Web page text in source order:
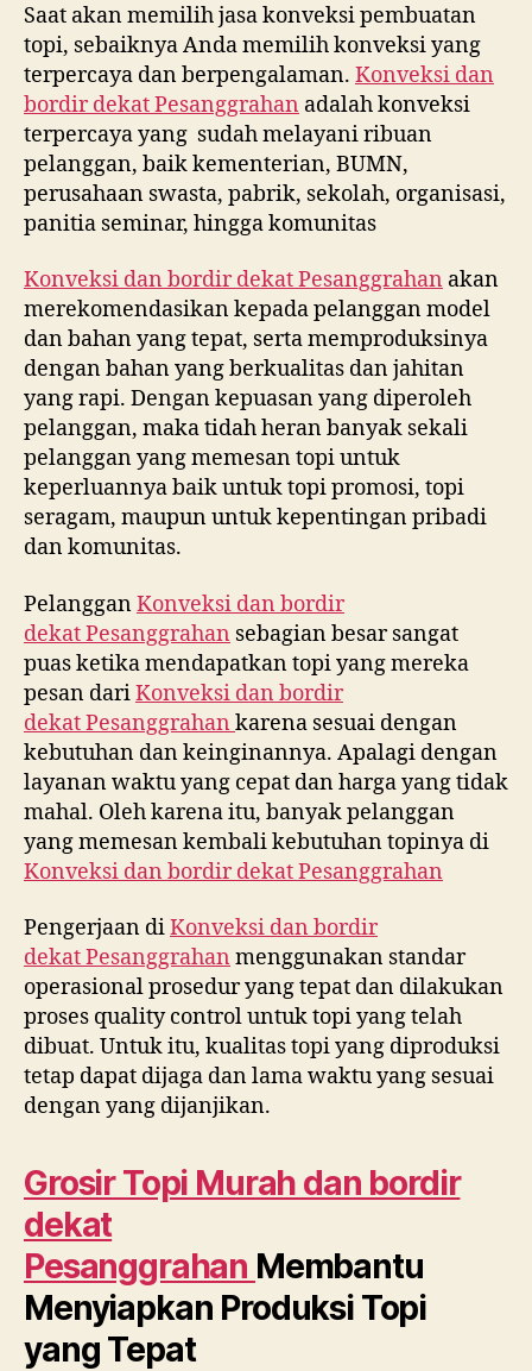
Saat akan memilih jasa konveksi pembuatan
topi, sebaiknya Anda memilih konveksi yang
terpercaya dan berpengalaman. Konveksi dan
bordir dekatPesanggrahan adalah konveksi
terpercaya yang sudah melayani ribuan
pelanggan, baik kementerian, BUMN,
perusahaan swasta, pabrik, sekolah, organisasi,
panitia seminar, hingga komunitas
Konveksi dan bordir dekatPesanggrahan akan
merekomendasikan kepada pelanggan model
dan bahan yang tepat, serta memproduksinya
dengan bahan yang berkualitas dan jahitan
yang rapi. Dengan kepuasan yang diperoleh
pelanggan, maka tidah heran banyak sekali
pelanggan yang memesan topi untuk
keperluannya baik untuk topi promosi, topi
seragam, maupun untuk kepentingan pribadi
dan komunitas.
PelangganKonveksi dan bordir
dekatPesanggrahan sebagian besar sangat
puas ketika mendapatkan topi yang mereka
pesan dariKonveksi dan bordir
dekatPesanggrahan karena sesuai dengan
kebutuhan dan keinginannya. Apalagi dengan
layanan waktu yang cepat dan harga yang tidak
mahal. Oleh karena itu, banyak pelanggan
yang memesan kembali kebutuhan topinya di
Konveksi dan bordir dekatPesanggrahan
Pengerjaan diKonveksi dan bordir
dekatPesanggrahan menggunakan standar
operasional prosedur yang tepat dan dilakukan
proses quality control untuk topi yang telah
dibuat. Untuk itu, kualitas topi yang diproduksi
tetap dapat dijaga dan lama waktu yang sesuai
dengan yang dijanjikan.
Grosir Topi Murah dan bordir
dekat
Pesanggrahan Membantu
Menyiapkan Produksi Topi
yang Tepat